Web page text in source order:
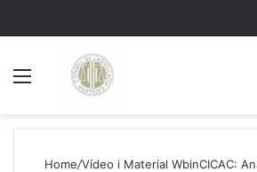
Home/Vídeo i Material WbinCICAC: